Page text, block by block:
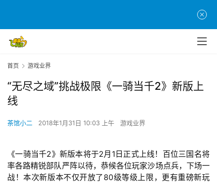
首页 游戏业界
“无尽之域”挑战极限《一骑当千2》新版上
线
茶馆小二 2018年1月31日 10:03 上午 游戏业界
《一骑当千2》新版本将于2月1日正式上线！百位三国名将
率各路精锐部队严阵以待，恭候各位玩家沙场点兵，下场一
战！本次新版本不仅开放了80级等级上限，更有重磅新玩